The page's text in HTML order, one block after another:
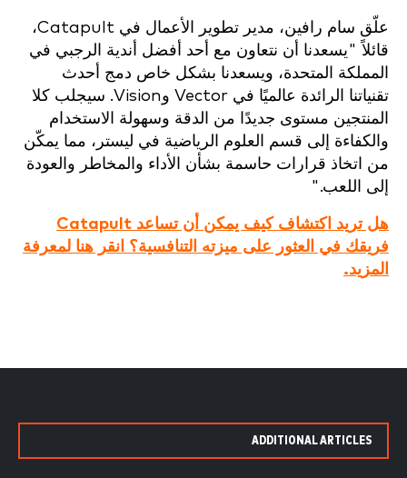
علّق سام رافين، مدير تطوير الأعمال في Catapult،
قائلاً "يسعدنا أن نتعاون مع أحد أفضل أندية الرجبي في
المملكة المتحدة، ويسعدنا بشكل خاص دمج أحدث
تقنياتنا الرائدة عالميًا في Vector وVision. سيجلب كلا
المنتجين مستوى جديدًا من الدقة وسهولة الاستخدام
والكفاءة إلى قسم العلوم الرياضية في ليستر، مما يمكّن
من اتخاذ قرارات حاسمة بشأن الأداء والمخاطر والعودة
إلى اللعب."
هل تريد اكتشاف كيف يمكن أن تساعد Catapult
فريقك في العثور على ميزته التنافسية؟ انقر هنا لمعرفة
المزيد.
ADDITIONAL ARTICLES